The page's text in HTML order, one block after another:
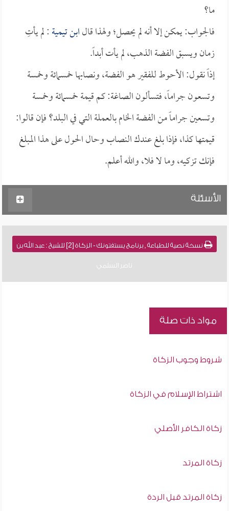
ما؟
فالجواب: يمكن إلا أنه لم يحصل؛ ولهذا قالابن تيمية: لم يأتِ
زمان ويسبق الفضة الذهب، لم يأت أبداً.
إذاً نقول: الأحوط للفقير هو الفضة، ونصابها خمسمائة وخمسة
وتسعون جراماً، فتسألون الصاغة: كم قيمة خمسمائة وخمسة
وتسعين جراماً من الفضة الخام بالعملة التي في البلد؟ فإن قالوا:
قيمتها كذا، فإذا بلغ عندك النصاب وحال الحول على هذا المبلغ
فإنك تزكيه، وما لا فلا، والله أعلم.
الأسئلة
نسخة نصية للطباعة , برنامج يستفتونك - الزكاة [2] للشيخ : عبد الله بن
ناصر السلمي
مواد ذات صلة
شروط وجوب الزكاة
اشتراط الإسلام في الزكاة
زكاة الكافر الأصلي
زكاة المرتد
زكاة المرتد قبل الردة